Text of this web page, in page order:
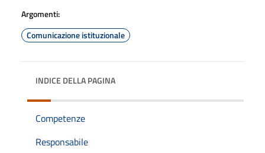
Argomenti:
Comunicazione istituzionale
INDICE DELLA PAGINA
Competenze
Responsabile